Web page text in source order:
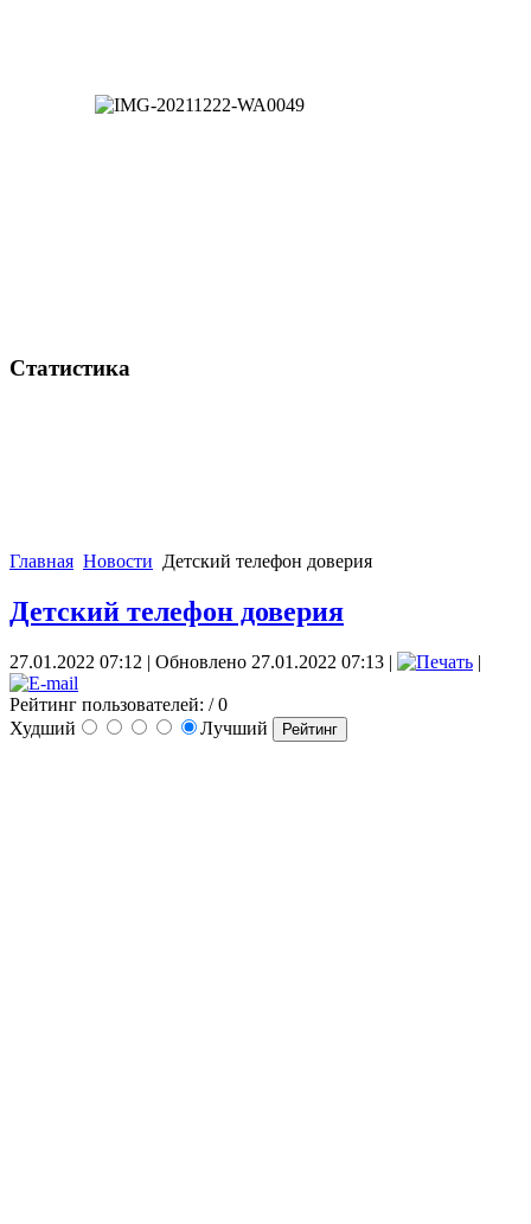
Статистика
Главная Новости Детский телефон доверия
Детский телефон доверия
27.01.2022 07:12 | Обновлено 27.01.2022 07:13 | |
Рейтинг пользователей: / 0
Худший
Лучший